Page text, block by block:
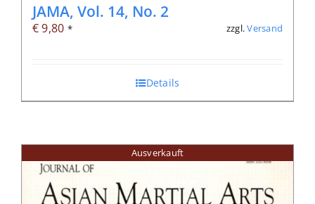
JAMA, Vol. 14, No. 2
€9,80 * zzgl.Versand
Details
Ausverkauft